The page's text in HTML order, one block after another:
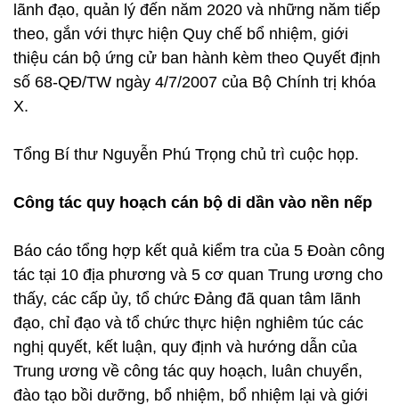
lãnh đạo, quản lý đến năm 2020 và những năm tiếp
theo, gắn với thực hiện Quy chế bổ nhiệm, giới
thiệu cán bộ ứng cử ban hành kèm theo Quyết định
số 68-QĐ/TW ngày 4/7/2007 của Bộ Chính trị khóa
X.
Tổng Bí thư Nguyễn Phú Trọng chủ trì cuộc họp.
Công tác quy hoạch cán bộ di dần vào nền nếp
Báo cáo tổng hợp kết quả kiểm tra của 5 Đoàn công
tác tại 10 địa phương và 5 cơ quan Trung ương cho
thấy, các cấp ủy, tổ chức Đảng đã quan tâm lãnh
đạo, chỉ đạo và tổ chức thực hiện nghiêm túc các
nghị quyết, kết luận, quy định và hướng dẫn của
Trung ương về công tác quy hoạch, luân chuyển,
đào tạo bồi dưỡng, bổ nhiệm, bổ nhiệm lại và giới